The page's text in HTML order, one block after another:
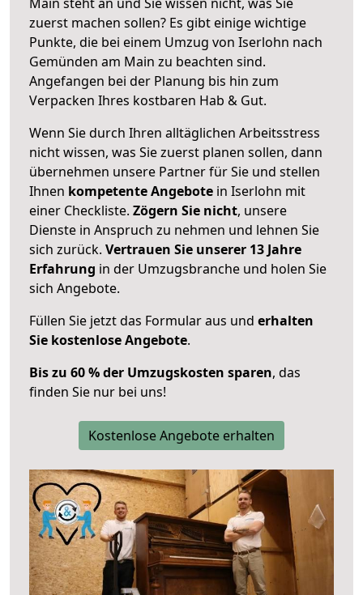
zuerst machen sollen? Es gibt einige wichtige
Punkte, die bei einem Umzug von Iserlohn nach
Gemünden am Main zu beachten sind.
Angefangen bei der Planung bis hin zum
Verpacken Ihres kostbaren Hab & Gut.
Wenn Sie durch Ihren alltäglichen Arbeitsstress
nicht wissen, was Sie zuerst planen sollen, dann
übernehmen unsere Partner für Sie und stellen
Ihnen kompetente Angebote in Iserlohn mit
einer Checkliste. Zögern Sie nicht, unsere
Dienste in Anspruch zu nehmen und lehnen Sie
sich zurück. Vertrauen Sie unserer 13 Jahre
Erfahrung in der Umzugsbranche und holen Sie
sich Angebote.
Füllen Sie jetzt das Formular aus und erhalten
Sie kostenlose Angebote.
Bis zu 60 % der Umzugskosten sparen, das
finden Sie nur bei uns!
Kostenlose Angebote erhalten